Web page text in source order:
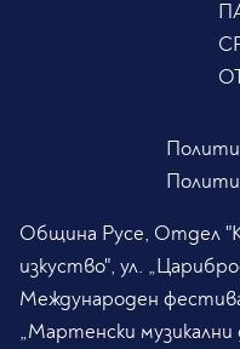
Община Русе, Отдел
изкуство", ул.
Международен
„Мартенски музикални